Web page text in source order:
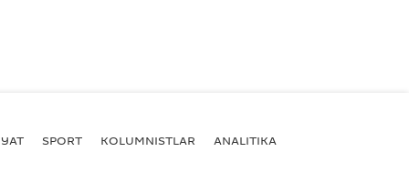
SPORT KOLUMNISTLAR ANALITIKA